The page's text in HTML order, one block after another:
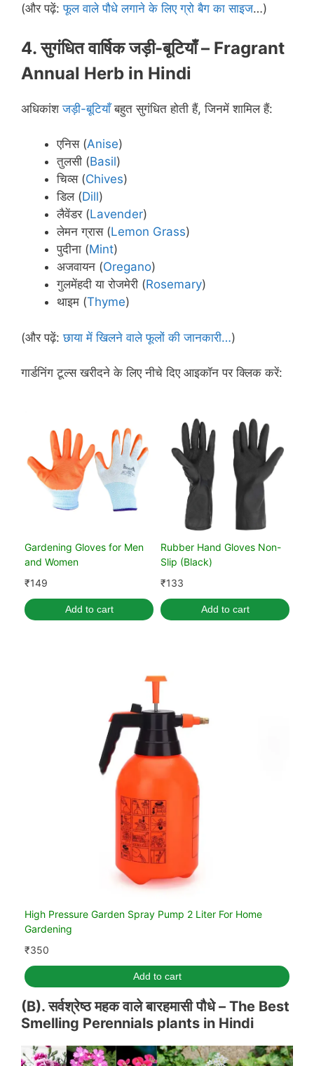
(और पढ़ें:फूल वाले पौधे लगाने के लिए ग्रो बैग का साइज…)
4. सुगंधित वार्षिक जड़ी-बूटियाँ – Fragrant
Annual Herb in Hindi
अधिकांशजड़ी-बूटियाँबहुत सुगंधित होती हैं, जिनमें शामिल हैं:
एनिस (Anise)
तुलसी (Basil)
चिव्स (Chives)
डिल (Dill)
लैवेंडर (Lavender)
लेमन ग्रास (Lemon Grass)
पुदीना (Mint)
अजवायन (Oregano)
गुलमेंहदी या रोजमेरी (Rosemary)
थाइम (Thyme)
(और पढ़ें:छाया में खिलने वाले फूलों की जानकारी…)
गार्डनिंग टूल्स खरीदने के लिए नीचे दिए आइकॉन पर क्लिक करें:
Gardening Gloves for Men
and Women
₹149
Add to cart
Rubber Hand Gloves Non-
Slip (Black)
₹133
Add to cart
High Pressure Garden Spray Pump 2 Liter For Home
Gardening
₹350
Add to cart
(B). सर्वश्रेष्ठ महक वाले बारहमासी पौधे – The Best
Smelling Perennials plants in Hindi